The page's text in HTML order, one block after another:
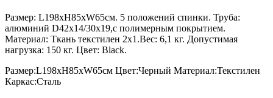
Размер: L198xH85xW65см. 5 положений спинки. Труба:
алюминий D42х14/30х19,с полимерным покрытием.
Материал: Ткань текстилен 2x1.Вес: 6,1 кг. Допустимая
нагрузка: 150 кг. Цвет: Black.
Размер:L198xH85xW65см Цвет:Черный Материал:Текстилен
Каркас:Сталь